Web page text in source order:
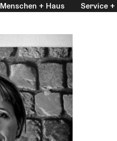
Menschen + Haus Service